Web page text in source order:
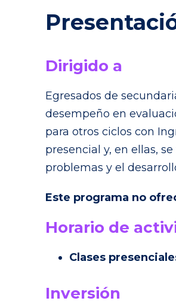
Dirigido a
Egresados de
desempeño en
para otros ciclos con
presencial y, en ellas,
problemas y el
Este programa no
Horario de
Clases
Inversión